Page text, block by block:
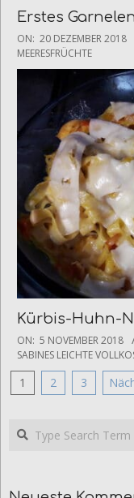
Erstes
2018-
12-
20
ON: 20 DEZEMBER 2018
MEERESFRÜCHTE
Kürbis-Huhn-
2018-
11-
05
ON: 5 NOVEMBER 2018
SABINES LEICHTE
Beiträge
1 2 3
Search